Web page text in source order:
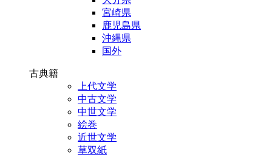
宮崎県
鹿児島県
沖縄県
国外
古典籍
上代文学
中古文学
中世文学
絵巻
近世文学
草双紙